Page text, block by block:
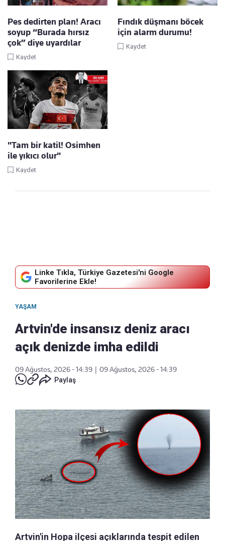
Pes dedirten plan! Aracı
soyup “Burada hırsız
çok” diye uyardılar
Kaydet
Fındık düşmanı böcek
için alarm durumu!
Kaydet
"Tam bir katil! Osimhen
ile yıkıcı olur"
Kaydet
Linke Tıkla, Türkiye Gazetesi'ni Google
Favorilerine Ekle!
YAŞAM
Artvin'de insansız deniz aracı
açık denizde imha edildi
09 Ağustos, 2026 - 14:39
09 Ağustos, 2026 - 14:39
Paylaş
Artvin'in Hopa ilçesi açıklarında tespit edilen